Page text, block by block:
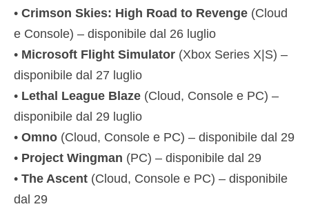
• Crimson Skies: High Road to Revenge (Cloud
e Console) – disponibile dal 26 luglio
• Microsoft Flight Simulator (Xbox Series X|S) –
disponibile dal 27 luglio
• Lethal League Blaze (Cloud, Console e PC) –
disponibile dal 29 luglio
• Omno (Cloud, Console e PC) – disponibile dal 29
• Project Wingman (PC) – disponibile dal 29
• The Ascent (Cloud, Console e PC) – disponibile
dal 29